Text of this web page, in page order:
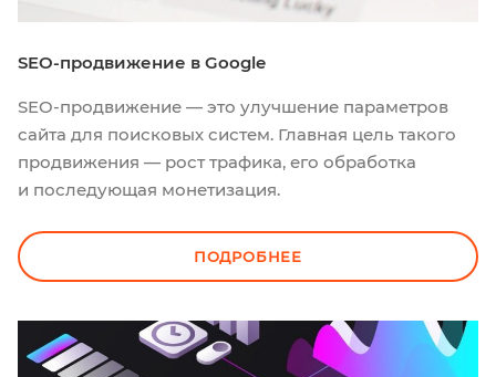
SEO-продвижение в Google
SEO-продвижение — это улучшение параметров
сайта для поисковых систем. Главная цель такого
продвижения — рост трафика, его обработка
и последующая монетизация.
ПОДРОБНЕЕ